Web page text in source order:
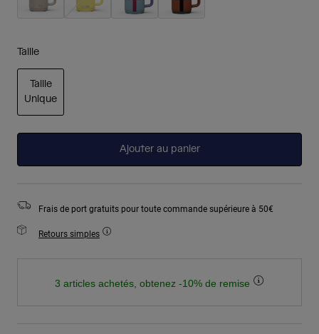
Taille
Taille
Unique
Ajouter au panier
Frais de port gratuits pour toute commande supérieure à 50€
Retours simples
3 articles achetés, obtenez -10% de remise